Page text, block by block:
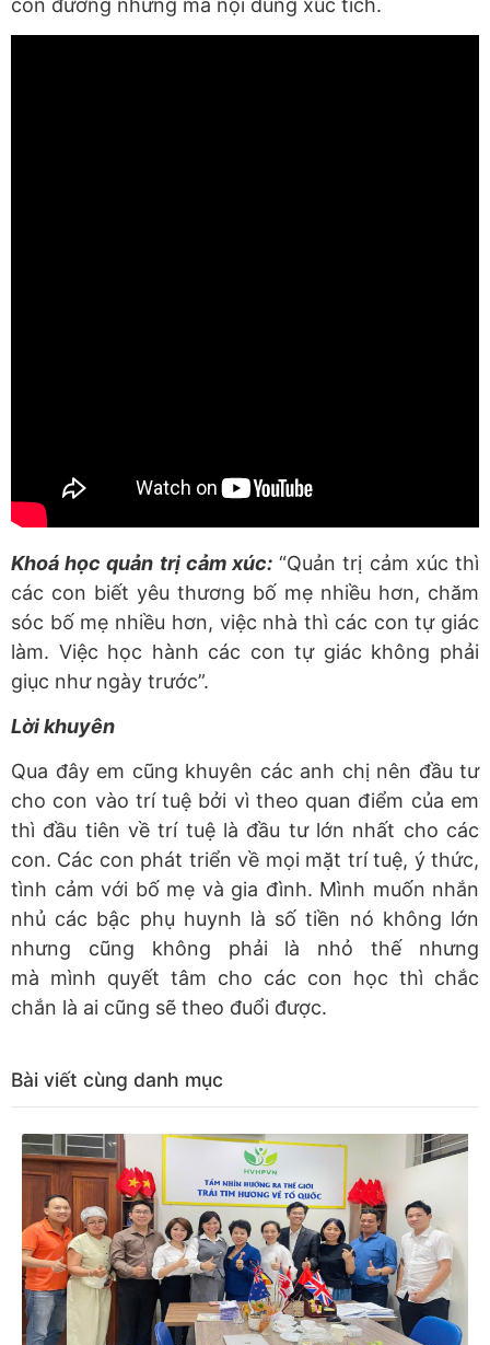
con đường nhưng mà nội dung xúc tích.
Khoá học quản trị cảm xúc: “Quản trị cảm xúc thì
các con biết yêu thương bố mẹ nhiều hơn, chăm
sóc bố mẹ nhiều hơn, việc nhà thì các con tự giác
làm. Việc học hành các con tự giác không phải
giục như ngày trước”.
Lời khuyên
Qua đây em cũng khuyên các anh chị nên đầu tư
cho con vào trí tuệ bởi vì theo quan điểm của em
thì đầu tiên về trí tuệ là đầu tư lớn nhất cho các
con. Các con phát triển về mọi mặt trí tuệ, ý thức,
tình cảm với bố mẹ và gia đình. Mình muốn nhắn
nhủ các bậc phụ huynh là số tiền nó không lớn
nhưng cũng không phải là nhỏ thế nhưng
mà mình quyết tâm cho các con học thì chắc
chắn là ai cũng sẽ theo đuổi được.
Bài viết cùng danh mục